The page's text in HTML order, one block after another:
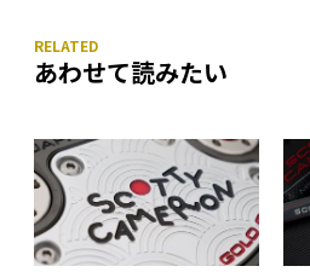
あわせて読みたい